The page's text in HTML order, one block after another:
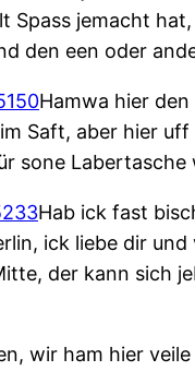
Spass jemacht
den een oder
Hamwa hier
Saft, aber hier
sone Labertasche
Hab ick fast
ick liebe dir
der kann sich
wir ham hier